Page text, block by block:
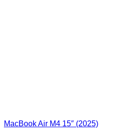
MacBook Air M4 15″ (2025)